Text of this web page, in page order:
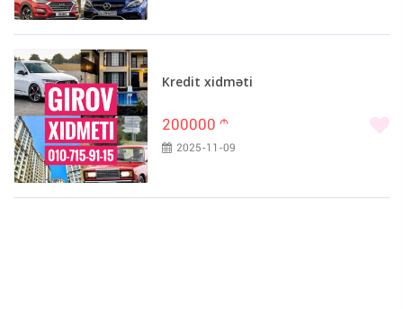
Kredit xidməti
200000 m
2025-11-09